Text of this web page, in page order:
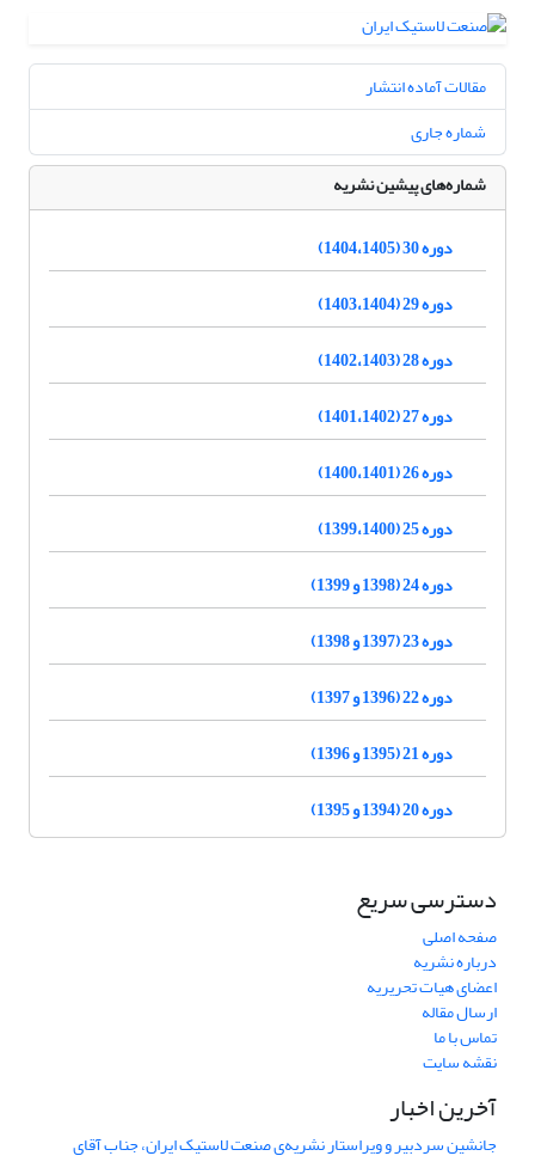
مقالات آماده انتشار
شماره جاری
شماره‌های پیشین نشریه
دوره 30 (1404،1405)
دوره 29 (1403،1404)
دوره 28 (1402،1403)
دوره 27 (1401،1402)
دوره 26 (1400،1401)
دوره 25 (1399،1400)
دوره 24 (1398 و 1399)
دوره 23 (1397 و 1398)
دوره 22 (1396 و 1397)
دوره 21 (1395 و 1396)
دوره 20 (1394 و 1395)
دسترسی سریع
صفحه اصلی
درباره نشریه
اعضای هیات تحریریه
ارسال مقاله
تماس با ما
نقشه سایت
آخرین اخبار
جانشین سردبیر و ویراستار نشریه‌ی صنعت لاستیک ایران، جناب آقای